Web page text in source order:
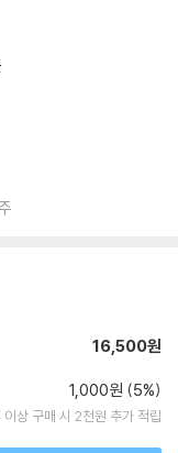
16,500원
1,000원 (5%)
이상 구매 시 2천원 추가 적립